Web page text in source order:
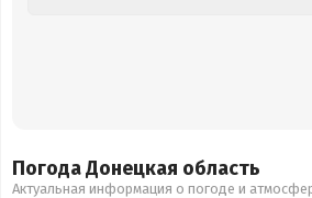
Погода Донецкая область
Актуальная информация о погоде и